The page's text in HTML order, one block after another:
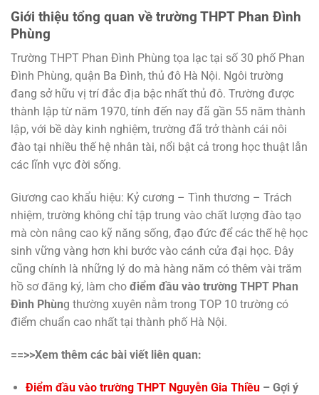
Giới thiệu tổng quan về trường THPT Phan Đình
Phùng
Trường THPT Phan Đình Phùng tọa lạc tại số 30 phố Phan
Đình Phùng, quận Ba Đình, thủ đô Hà Nội. Ngôi trường
đang sở hữu vị trí đắc địa bậc nhất thủ đô. Trường được
thành lập từ năm 1970, tính đến nay đã gần 55 năm thành
lập, với bề dày kinh nghiệm, trường đã trở thành cái nôi
đào tại nhiều thế hệ nhân tài, nổi bật cả trong học thuật lẫn
các lĩnh vực đời sống.
Giương cao khẩu hiệu: Kỷ cương – Tình thương – Trách
nhiệm, trường không chỉ tập trung vào chất lượng đào tạo
mà còn nâng cao kỹ năng sống, đạo đức để các thế hệ học
sinh vững vàng hơn khi bước vào cánh cửa đại học. Đây
cũng chính là những lý do mà hàng năm có thêm vài trăm
hồ sơ đăng ký, làm cho điểm đầu vào trường THPT Phan
Đình Phùng thường xuyên nằm trong TOP 10 trường có
điểm chuẩn cao nhất tại thành phố Hà Nội.
==>>Xem thêm các bài viết liên quan:
Điểm đầu vào trường THPT Nguyễn Gia Thiều– Gợi ý